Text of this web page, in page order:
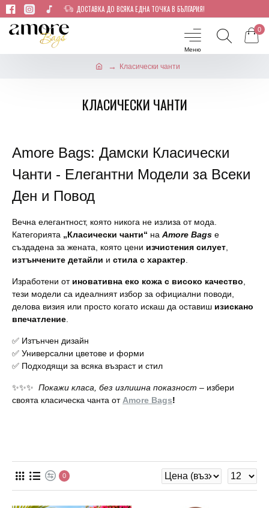
ДОСТАВКА ДО ВСЯКА ЕДНА ТОЧКА В БЪЛГАРИЯ!
0
Класически чанти
КЛАСИЧЕСКИ ЧАНТИ
Amore Bags: Дамски Класически
Чанти - Елегантни Модели за Всеки
Ден и Повод
Вечна елегантност, която никога не излиза от мода.
Категорията „Класически чанти“ на Amore Bags е
създадена за жената, която цени изчистения силует
изтънчените детайли и стила с характер
Изработени от иновативна еко кожа с високо качество
тези модели са идеалният избор за официални поводи,
делова визия или просто когато искаш да оставиш изискано
впечатление
✅ Изтънчен дизайн
✅ Универсални цветове и форми
✅ Подходящи за всяка възраст и стил
✨✨️✨️ Покажи класа, без излишна показност – избери
своята класическа чанта от Amore Bags!
0